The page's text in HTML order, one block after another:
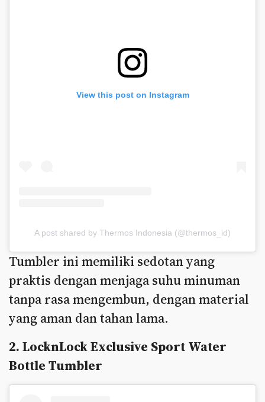
View this post on Instagram
A post shared by Thermos Indonesia (@thermos_id)
Tumbler ini memiliki sedotan yang
praktis dengan menjaga suhu minuman
tanpa rasa mengembun, dengan material
yang aman dan tahan lama.
2. LocknLock Exclusive Sport Water
Bottle Tumbler